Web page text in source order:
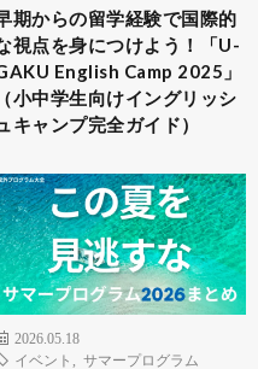
期からの留学経験で国際的
視点を身につけよう！「U-
English Camp 2025」
（小中学生向けイングリッシ
ュキャンプ完全ガイド）
2026.05.18
イベント
サマープログラム